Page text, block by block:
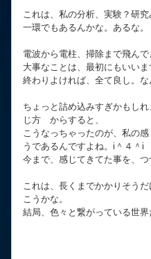
これは、私の分析、実験？研
一環でもあるんかな。あるな。
電波から電柱、掃除まで飛んで
大事なことは、最初にもいい
終わりよければ、全て良し。
ちょっと詰め込みすぎかもし
じ方 からすると、
こうなっちゃったのが、私の
うであるんですよね。i＾４＾i
今まで、感じてきてた事を、つ
これは、長くまでかかりそう
こうかな。
結局、色々と繋がっている世